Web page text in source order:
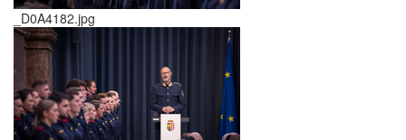
_D0A4182.jpg